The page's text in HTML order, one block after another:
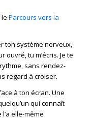
le Parcours vers la
ton système nerveux,
ouvré, tu m’écris. Je te
sans rendez-
regard à croiser.
à ton écran. Une
qui connaît
elle-même